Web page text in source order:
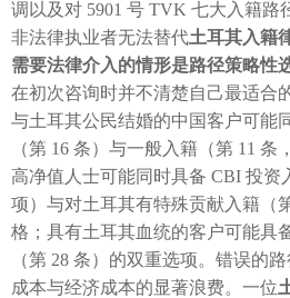
调以及对 5901 号 TVK 七大入籍路
非法律执业者无法替代土耳其入籍
需要法律介入的情形是路径策略性
在初次咨询时并不清楚自己最适合
与土耳其公民结婚的中国客户可能
（第 16 条）与一般入籍（第 11 条
高净值人士可能同时具备 CBI 投资
项）与对土耳其有特殊贡献入籍（
格；具有土耳其血统的客户可能具
（第 28 条）的双重选项。错误的
成本与经济成本的显著浪费。一位